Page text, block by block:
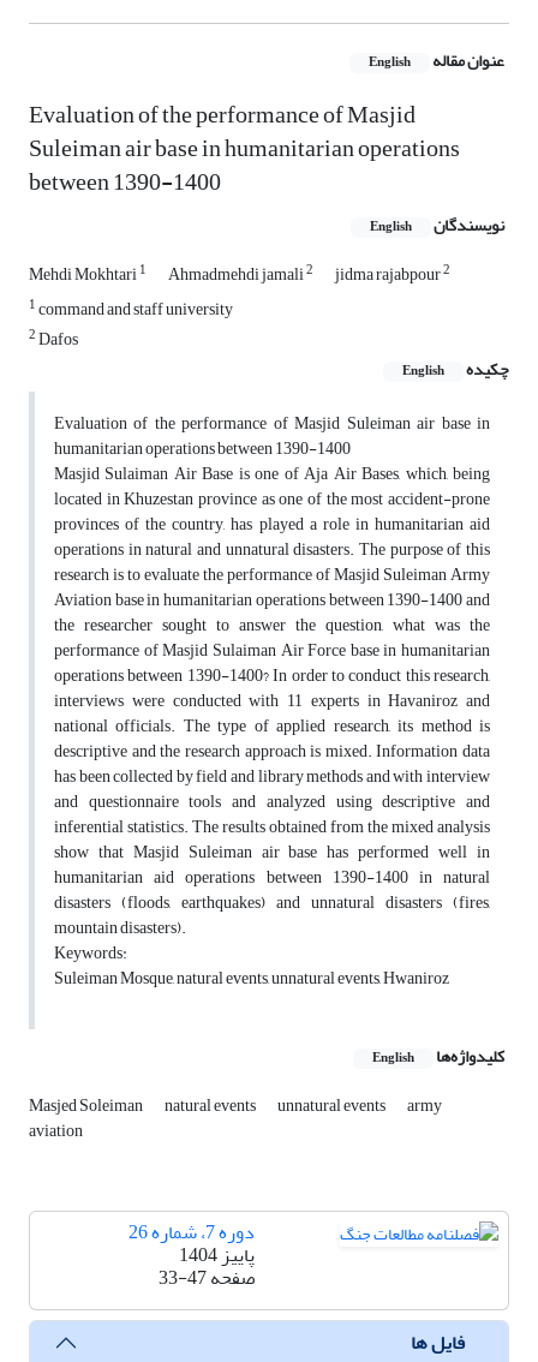
عنوان مقاله English
Evaluation of the performance of Masjid
Suleiman air base in humanitarian operations
between 1390-1400
نویسندگان English
Mehdi Mokhtari1 Ahmadmehdi jamali2 jidma rajabpour2
1command and staff university
2Dafos
چکیده
English
Evaluation of the performance of Masjid Suleiman air base in
humanitarian operations between 1390-1400
Masjid Sulaiman Air Base is one of Aja Air Bases, which, being
located in Khuzestan province as one of the most accident-prone
provinces of the country, has played a role in humanitarian aid
operations in natural and unnatural disasters. The purpose of this
research is to evaluate the performance of Masjid Suleiman Army
Aviation base in humanitarian operations between 1390-1400 and
the researcher sought to answer the question, what was the
performance of Masjid Sulaiman Air Force base in humanitarian
operations between 1390-1400? In order to conduct this research,
interviews were conducted with 11 experts in Havaniroz and
national officials. The type of applied research, its method is
descriptive and the research approach is mixed. Information data
has been collected by field and library methods and with interview
and questionnaire tools and analyzed using descriptive and
inferential statistics. The results obtained from the mixed analysis
show that Masjid Suleiman air base has performed well in
humanitarian aid operations between 1390-1400 in natural
disasters (floods, earthquakes) and unnatural disasters (fires,
mountain disasters).
Keywords:
Suleiman Mosque, natural events, unnatural events, Hwaniroz
کلیدواژه‌ها English
Masjed Soleiman natural events unnatural events army
aviation
دوره 7، شماره 26
پاییز 1404
صفحه33-47
فایل ها